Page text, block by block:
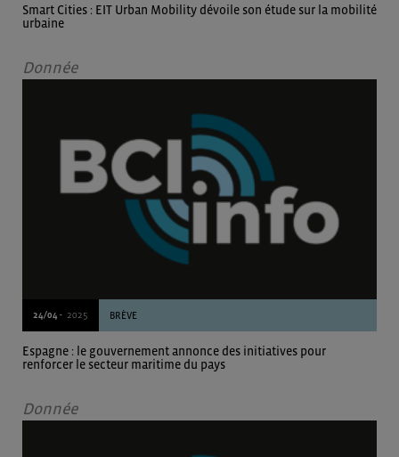
Smart Cities : EIT Urban Mobility dévoile son étude sur la mobilité
urbaine
Donnée
24/04 - 2025 BRÈVE
Espagne : le gouvernement annonce des initiatives pour
renforcer le secteur maritime du pays
Donnée